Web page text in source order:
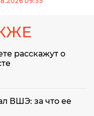
расскажут о
ВШЭ: за что ее